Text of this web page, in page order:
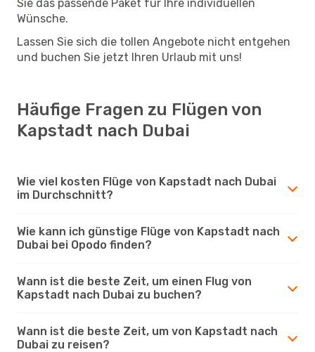
Sie das passende Paket für Ihre individuellen
Wünsche.
Lassen Sie sich die tollen Angebote nicht entgehen
und buchen Sie jetzt Ihren Urlaub mit uns!
Häufige Fragen zu Flügen von
Kapstadt nach Dubai
Wie viel kosten Flüge von Kapstadt nach Dubai
im Durchschnitt?
Wie kann ich günstige Flüge von Kapstadt nach
Dubai bei Opodo finden?
Wann ist die beste Zeit, um einen Flug von
Kapstadt nach Dubai zu buchen?
Wann ist die beste Zeit, um von Kapstadt nach
Dubai zu reisen?